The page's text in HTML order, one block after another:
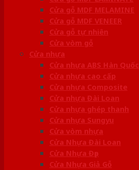
Cửa gỗ MDF MELAMINE
Cửa gỗ MDF VENEER
Cửa gỗ tự nhiên
Cửa vòm gỗ
Cửa nhựa
Cửa nhựa ABS Hàn Quốc
Cửa nhựa cao cấp
Cửa nhựa Composite
Cửa nhựa Đài Loan
Cửa nhựa ghép thanh
Cửa nhựa Sungyu
Cửa vòm nhựa
Cửa Nhựa Đài Loan
Cửa Nhựa Đẹp
Cửa Nhựa Giả Gỗ